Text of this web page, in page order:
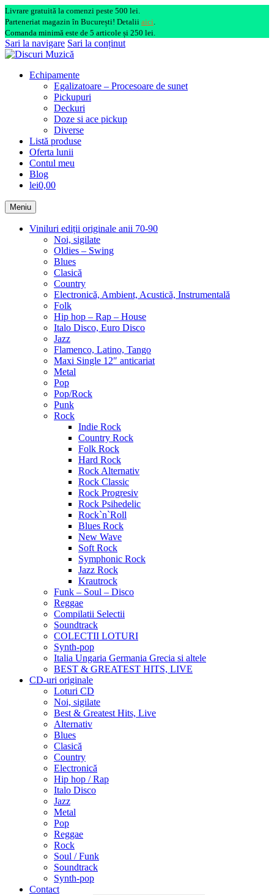
Livrare gratuită la comenzi peste 500 lei.
Parteneriat magazin în București! Detalii aici.
Comanda minimă este de 5 articole și 250 lei.
Sari la navigare Sari la conținut
Echipamente
Egalizatoare – Procesoare de sunet
Pickupuri
Deckuri
Doze si ace pickup
Diverse
Listă produse
Oferta lunii
Contul meu
Blog
lei0,00
Meniu
Viniluri ediții originale anii 70-90
Noi, sigilate
Oldies – Swing
Blues
Clasică
Country
Electronică, Ambient, Acustică, Instrumentală
Folk
Hip hop – Rap – House
Italo Disco, Euro Disco
Jazz
Flamenco, Latino, Tango
Maxi Single 12″ anticariat
Metal
Pop
Pop/Rock
Punk
Rock
Indie Rock
Country Rock
Folk Rock
Hard Rock
Rock Alternativ
Rock Classic
Rock Progresiv
Rock Psihedelic
Rock`n`Roll
Blues Rock
New Wave
Soft Rock
Symphonic Rock
Jazz Rock
Krautrock
Funk – Soul – Disco
Reggae
Compilatii Selectii
Soundtrack
COLECTII LOTURI
Synth-pop
Italia Ungaria Germania Grecia si altele
BEST & GREATEST HITS, LIVE
CD-uri originale
Loturi CD
Noi, sigilate
Best & Greatest Hits, Live
Alternativ
Blues
Clasică
Country
Electronică
Hip hop / Rap
Italo Disco
Jazz
Metal
Pop
Reggae
Rock
Soul / Funk
Soundtrack
Synth-pop
Contact